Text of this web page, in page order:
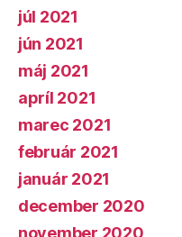
júl 2021
jún 2021
máj 2021
apríl 2021
marec 2021
február 2021
január 2021
december 2020
november 2020